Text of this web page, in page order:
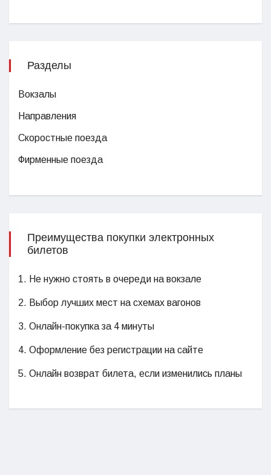
Разделы
Вокзалы
Направления
Скоростные поезда
Фирменные поезда
Преимущества покупки электронных
билетов
1. Не нужно стоять в очереди на вокзале
2. Выбор лучших мест на схемах вагонов
3. Онлайн-покупка за 4 минуты
4. Оформление без регистрации на сайте
5. Онлайн возврат билета, если изменились планы